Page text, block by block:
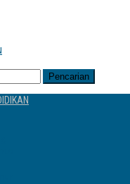
Pencarian